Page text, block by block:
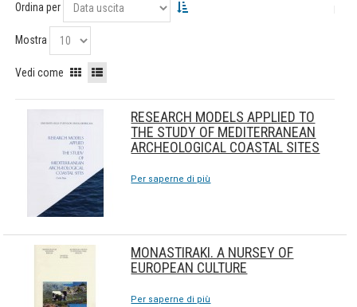
Ordina per
Mostra
Vedi come
RESEARCH MODELS APPLIED TO
THE STUDY OF MEDITERRANEAN
ARCHEOLOGICAL COASTAL SITES
Per saperne di più
MONASTIRAKI. A NURSEY OF
EUROPEAN CULTURE
Per saperne di più